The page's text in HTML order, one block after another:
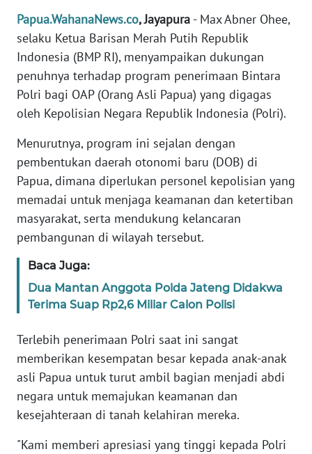
Papua.WahanaNews.co, Jayapura - Max Abner Ohee,
selaku Ketua Barisan Merah Putih Republik
Indonesia (BMP RI), menyampaikan dukungan
penuhnya terhadap program penerimaan Bintara
Polri bagi OAP (Orang Asli Papua) yang digagas
oleh Kepolisian Negara Republik Indonesia (Polri).
Menurutnya, program ini sejalan dengan
pembentukan daerah otonomi baru (DOB) di
Papua, dimana diperlukan personel kepolisian yang
memadai untuk menjaga keamanan dan ketertiban
masyarakat, serta mendukung kelancaran
pembangunan di wilayah tersebut.
Baca Juga:
Dua Mantan Anggota Polda Jateng Didakwa
Terima Suap Rp2,6 Miliar Calon Polisi
Terlebih penerimaan Polri saat ini sangat
memberikan kesempatan besar kepada anak-anak
asli Papua untuk turut ambil bagian menjadi abdi
negara untuk memajukan keamanan dan
kesejahteraan di tanah kelahiran mereka.
"Kami memberi apresiasi yang tinggi kepada Polri
PEDOMAN
MEDIA
SIBER
REDAKSI
DISCLAIMER
Wahana
Regional
WN
WN
WN
JABAR
WN